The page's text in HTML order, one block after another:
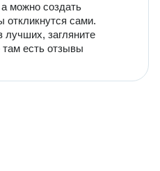
можно создать
откликнутся сами.
загляните
есть отзывы